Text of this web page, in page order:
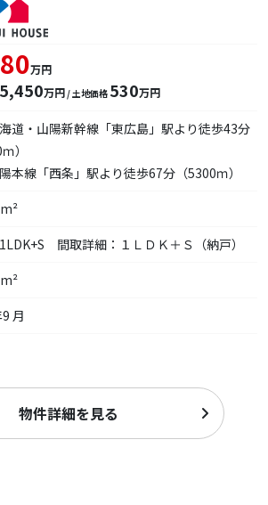
万円
5,450万円 / 土地価格 530万円
道・山陽新幹線「東広島」駅より徒歩43分
）
本線「西条」駅より徒歩67分（5300ｍ）
間取詳細：１ＬＤＫ＋Ｓ（納戸）
月
物件詳細を見る